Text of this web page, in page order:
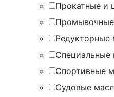
Прокатные и
Редукторные
Специальные
Спортивные
Судовые